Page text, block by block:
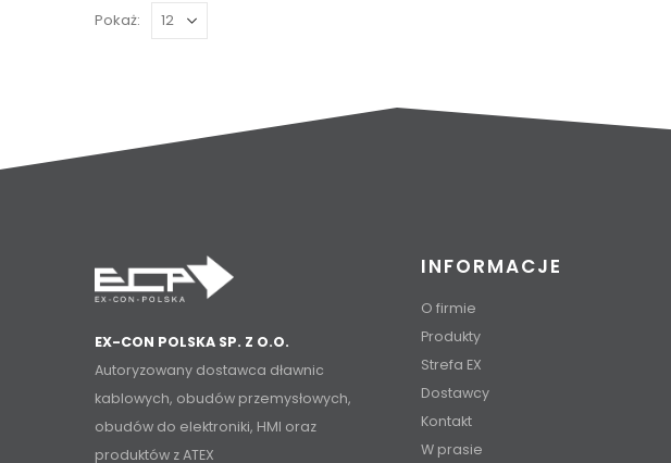
Pokaż:
EX-CON POLSKA SP. Z O.O.
Autoryzowany dostawca dławnic
kablowych, obudów przemysłowych,
obudów do elektroniki, HMI oraz
produktów z ATEX
INFORMACJE
O firmie
Produkty
Strefa EX
Dostawcy
Kontakt
W prasie